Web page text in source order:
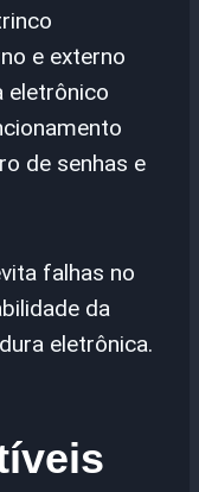
e externo
eletrônico
de senhas e
falhas no
da
eletrônica.